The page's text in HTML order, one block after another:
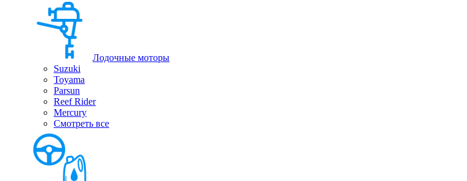
Лодочные моторы
Suzuki
Toyama
Parsun
Reef Rider
Mercury
Смотреть все